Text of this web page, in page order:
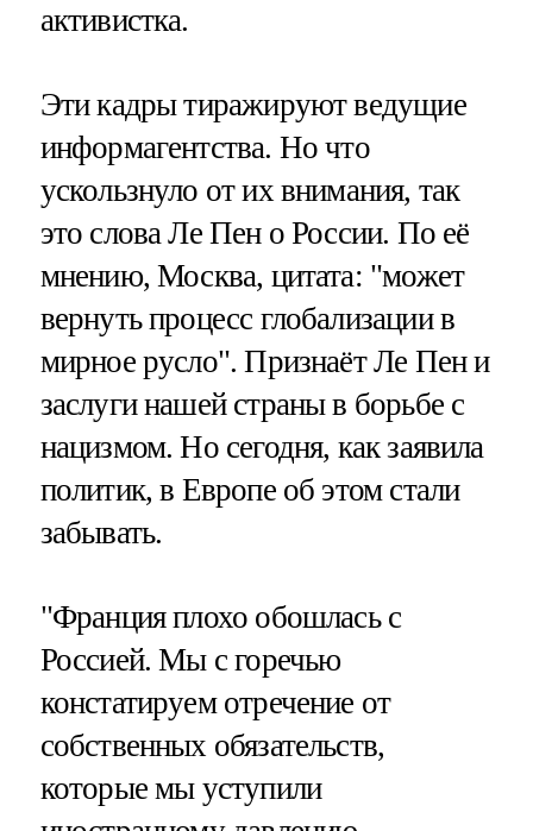
активистка.
Эти кадры тиражируют ведущие
информагентства. Но что
ускользнуло от их внимания, так
это слова Ле Пен о России. По её
мнению, Москва, цитата: "может
вернуть процесс глобализации в
мирное русло". Признаёт Ле Пен и
заслуги нашей страны в борьбе с
нацизмом. Но сегодня, как заявила
политик, в Европе об этом стали
забывать.
"Франция плохо обошлась с
Россией. Мы с горечью
констатируем отречение от
собственных обязательств,
которые мы уступили